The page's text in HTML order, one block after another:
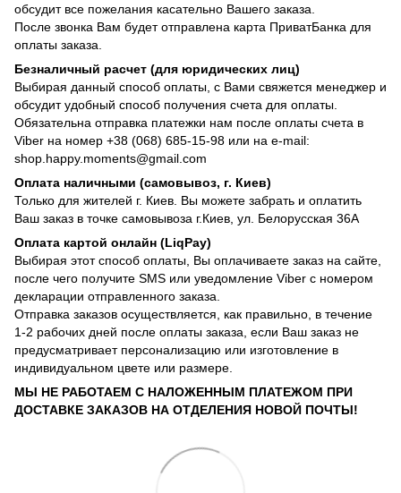
обсудит все пожелания касательно Вашего заказа.
После звонка Вам будет отправлена карта ПриватБанка для
оплаты заказа.
Безналичный расчет (для юридических лиц)
Выбирая данный способ оплаты, с Вами свяжется менеджер и
обсудит удобный способ получения счета для оплаты.
Обязательна отправка платежки нам после оплаты счета в
Viber на номер +38 (068) 685-15-98 или на e-mail:
shop.happy.moments@gmail.com
Оплата наличными (самовывоз, г. Киев)
Только для жителей г. Киев. Вы можете забрать и оплатить
Ваш заказ в точке самовывоза г.Киев, ул. Белорусская 36А
Оплата картой онлайн (LiqPay)
Выбирая этот способ оплаты, Вы оплачиваете заказ на сайте,
после чего получите SMS или уведомление Viber с номером
декларации отправленного заказа.
Отправка заказов осуществляется, как правильно, в течение
1-2 рабочих дней после оплаты заказа, если Ваш заказ не
предусматривает персонализацию или изготовление в
индивидуальном цвете или размере.
МЫ НЕ РАБОТАЕМ С НАЛОЖЕННЫМ ПЛАТЕЖОМ ПРИ
ДОСТАВКЕ ЗАКАЗОВ НА ОТДЕЛЕНИЯ НОВОЙ ПОЧТЫ!